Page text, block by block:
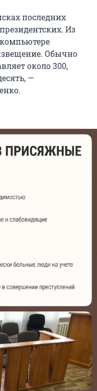
последних
Из
Обычно
около 300,
—